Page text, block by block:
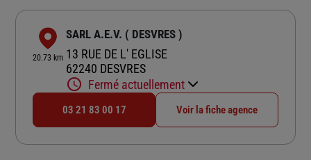
20.73 km
SARL A.E.V. ( DESVRES )
13 RUE DE L' EGLISE
62240 DESVRES
Fermé actuellement
03 21 83 00 17 Voir la fiche agence